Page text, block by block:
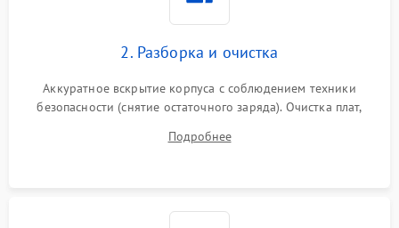
2. Разборка и очистка
Аккуратное вскрытие корпуса с соблюдением техники
безопасности (снятие остаточного заряда). Очистка плат,
и кистей для предотвращения перегрева и замыканий.
Подробнее